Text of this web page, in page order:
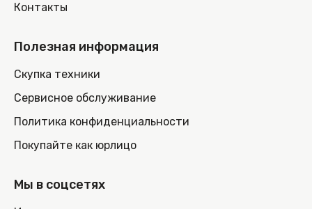
Контакты
Полезная информация
Скупка техники
Сервисное обслуживание
Политика конфиденциальности
Покупайте как юрлицо
Мы в соцсетях